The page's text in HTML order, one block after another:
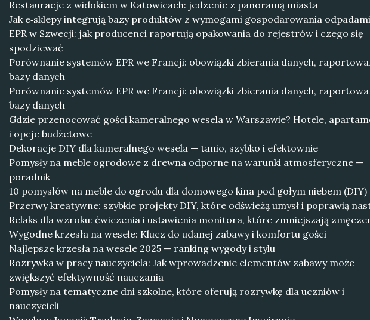
Restauracje z widokiem w Katowicach: jedzenie z panoramą miasta
Jak e‑sklepy integrują bazy produktów z wymogami gospodarowania odpadami
EPR w Szwecji: jak producenci raportują opakowania do rejestrów i czego się
spodziewać
Porównanie systemów EPR we Francji: obowiązki zbierania danych,
bazy danych
Porównanie systemów EPR we Francji: obowiązki zbierania danych,
bazy danych
Gdzie przenocować gości kameralnego wesela w Warszawie? Hotele,
i opcje budżetowe
Dekoracje DIY dla kameralnego wesela — tanio, szybko i efektownie
Pomysły na meble ogrodowe z drewna odporne na warunki atmosferyczne —
poradnik
10 pomysłów na meble do ogrodu dla domowego kina pod gołym niebem (DIY)
Przerwy kreatywne: szybkie projekty DIY, które odświeżą umysł i poprawią
Relaks dla wzroku: ćwiczenia i ustawienia monitora, które zmniejszają
Wygodne krzesła na wesele: Klucz do udanej zabawy i komfortu gości
Najlepsze krzesła na wesele 2025 — ranking wygody i stylu
Rozrywka w pracy nauczyciela: Jak wprowadzenie elementów zabawy może
zwiększyć efektywność nauczania
Pomysły na tematyczne dni szkolne, które oferują rozrywkę dla uczniów i
nauczycieli